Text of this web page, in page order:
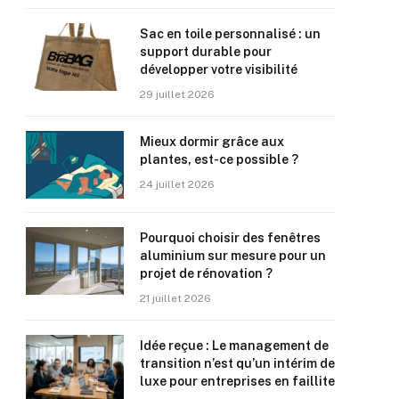
Sac en toile personnalisé : un
support durable pour
développer votre visibilité
29 juillet 2026
Mieux dormir grâce aux
plantes, est-ce possible ?
24 juillet 2026
Pourquoi choisir des fenêtres
aluminium sur mesure pour un
projet de rénovation ?
21 juillet 2026
Idée reçue : Le management de
transition n’est qu’un intérim de
luxe pour entreprises en faillite